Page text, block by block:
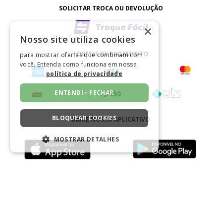
SOLICITAR TROCA OU DEVOLUÇÃO
FORMAS DE PAGAMENTO
BAIXE NOSSO APLICATIVO
×
Nosso site utiliza cookies
para mostrar ofertas que combinam com
você. Entenda como funciona em nossa
política de privacidade
ENTENDI - FECHAR
BLOQUEAR COOKIES
MOSTRAR DETALHES
ESTRITAMENTE NECESSÁRIOS